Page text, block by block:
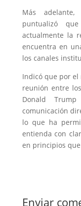
Más
puntualizó
actualmente la
encuentra en
los canales
Indicó que por
reunión entre
Donald
comunicación
lo que ha
entienda con
en principios
Enviar